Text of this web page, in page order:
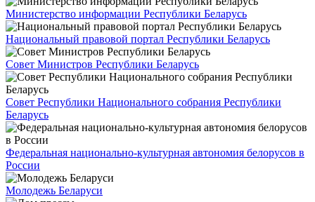
Министерство информации Республики Беларусь
Национальный правовой портал Республики Беларусь
Совет Министров Республики Беларусь
Совет Республики Национального собрания Республики
Беларусь
Федеральная национально-культурная автономия белорусов в
России
Молодежь Беларуси